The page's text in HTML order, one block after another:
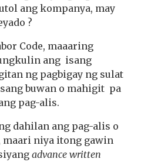
ang kompanya, may
?
Code, maaaring
ang isang
ng pagbigay ng sulat
buwan o mahigit pa
pag-alis.
dahilan ang pag-alis o
maari niya itong gawin
advance written